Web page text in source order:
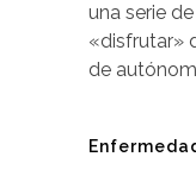
una serie
«disfrutar»
de